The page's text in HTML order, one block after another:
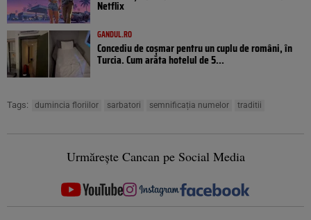
Netflix
GANDUL.RO
Concediu de coșmar pentru un cuplu de români, în
Turcia. Cum arăta hotelul de 5...
Tags: dumincia floriilor sarbatori semnificația numelor traditii
Urmărește Cancan pe Social Media